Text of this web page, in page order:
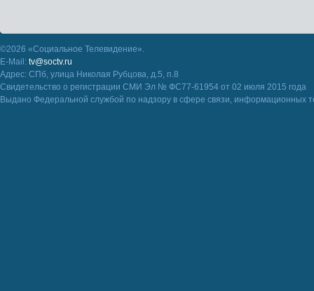
©2026 «Социальное Телевидение».
E-Mail: tv@soctv.ru
Адрес: СПб, улица Николая Рубцова, д.5, п.8
Свидетельство о регистрации СМИ Эл № ФС77-61954 от 02 июля 2015 года
Выдано Федеральной службой по надзору в сфере связи, информационных